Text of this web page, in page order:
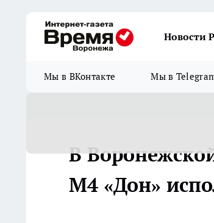
Новости
Мы в ВКонтакте Мы в
В
М4 «Дон»